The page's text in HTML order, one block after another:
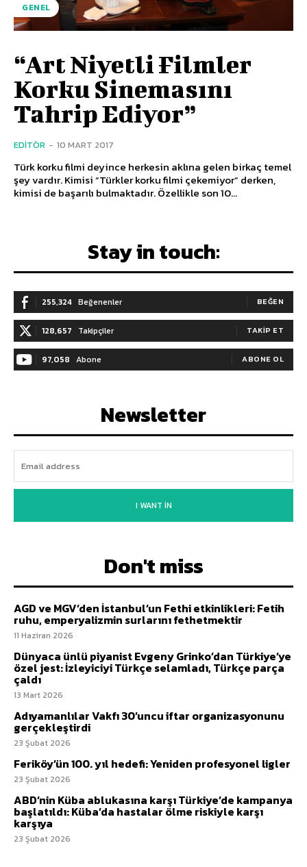
GENEL
“Art Niyetli Filmler
Korku Sinemasını
Tahrip Ediyor”
EDITÖR - 10 MART 2017
Türk korku filmi deyince herkesin aklına gelen birkaç temel
şey vardır. Kimisi “Türkler korku filmi çekemiyor” derken,
kimisi de başarılı bulmaktadır. Özellikle son 10...
Stay in touch:
255,324 Beğenenler BEĞEN
128,657 Takipçiler TAKIP ET
97,058 Abone ABONE OL
Newsletter
I WANT IN
Don't miss
AGD ve MGV’den İstanbul’un Fethi etkinlikleri: Fetih
ruhu, emperyalizmin surlarını fethetmektir
11 Haziran 2026
Dünyaca ünlü piyanist Evgeny Grinko’dan Türkiye’ye
özel jest: İzleyiciyi Türkçe selamladı, Türkçe parça
çaldı
13 Mart 2026
Adıyamanlılar Vakfı 30’uncu iftar organizasyonunu
gerçekleştirdi
23 Şubat 2026
Feriköy’ün 100. yıl hedefi: Yeniden profesyonel ligler
23 Şubat 2026
ABD’nin Küba ablukasına karşı Türkiye’de kampanya
başlatıldı: Küba’da hastalar ölme riskiyle karşı
karşıya
23 Şubat 2026